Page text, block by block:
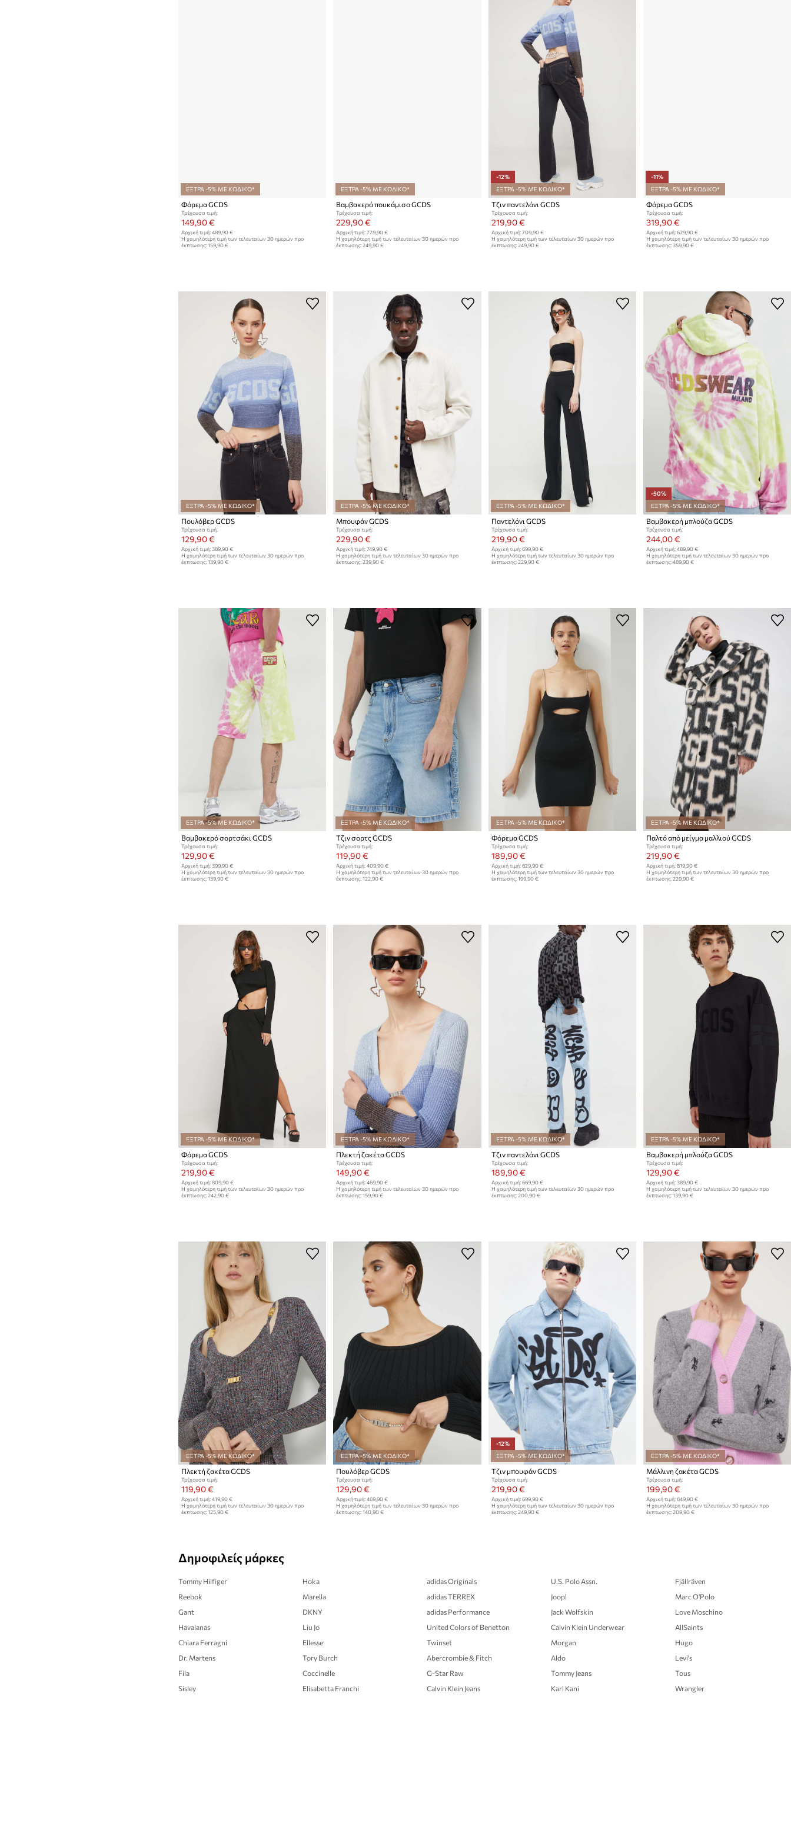
ΕΞΤΡΑ -5% ΜΕ ΚΩΔΙΚΟ*
Φόρεμα GCDS
Τρέχουσα τιμή:
149,90 €
Αρχική τιμή: 489,90 €
Η χαμηλότερη τιμή των τελευταίων 30 ημερών προ
έκπτωσης: 159,90 €
ΕΞΤΡΑ -5% ΜΕ ΚΩΔΙΚΟ*
Βαμβακερό πουκάμισο GCDS
Τρέχουσα τιμή:
229,90 €
Αρχική τιμή: 779,90 €
Η χαμηλότερη τιμή των τελευταίων 30 ημερών προ
έκπτωσης: 249,90 €
-12%
ΕΞΤΡΑ -5% ΜΕ ΚΩΔΙΚΟ*
Τζιν παντελόνι GCDS
Τρέχουσα τιμή:
219,90 €
Αρχική τιμή: 709,90 €
Η χαμηλότερη τιμή των τελευταίων 30 ημερών προ
έκπτωσης: 249,90 €
-11%
ΕΞΤΡΑ -5% ΜΕ ΚΩΔΙΚΟ*
Φόρεμα GCDS
Τρέχουσα τιμή:
319,90 €
Αρχική τιμή: 629,90 €
Η χαμηλότερη τιμή των τελευταίων 30 ημερών προ
έκπτωσης: 359,90 €
ΕΞΤΡΑ -5% ΜΕ ΚΩΔΙΚΟ*
Πουλόβερ GCDS
Τρέχουσα τιμή:
129,90 €
Αρχική τιμή: 389,90 €
Η χαμηλότερη τιμή των τελευταίων 30 ημερών προ
έκπτωσης: 139,90 €
ΕΞΤΡΑ -5% ΜΕ ΚΩΔΙΚΟ*
Μπουφάν GCDS
Τρέχουσα τιμή:
229,90 €
Αρχική τιμή: 749,90 €
Η χαμηλότερη τιμή των τελευταίων 30 ημερών προ
έκπτωσης: 239,90 €
ΕΞΤΡΑ -5% ΜΕ ΚΩΔΙΚΟ*
Παντελόνι GCDS
Τρέχουσα τιμή:
219,90 €
Αρχική τιμή: 699,90 €
Η χαμηλότερη τιμή των τελευταίων 30 ημερών προ
έκπτωσης: 229,90 €
-50%
ΕΞΤΡΑ -5% ΜΕ ΚΩΔΙΚΟ*
Βαμβακερή μπλούζα GCDS
Τρέχουσα τιμή:
244,00 €
Αρχική τιμή: 489,90 €
Η χαμηλότερη τιμή των τελευταίων 30 ημερών προ
έκπτωσης: 489,90 €
ΕΞΤΡΑ -5% ΜΕ ΚΩΔΙΚΟ*
Βαμβακερό σορτσάκι GCDS
Τρέχουσα τιμή:
129,90 €
Αρχική τιμή: 399,90 €
Η χαμηλότερη τιμή των τελευταίων 30 ημερών προ
έκπτωσης: 139,90 €
ΕΞΤΡΑ -5% ΜΕ ΚΩΔΙΚΟ*
Τζιν σορτς GCDS
Τρέχουσα τιμή:
119,90 €
Αρχική τιμή: 409,90 €
Η χαμηλότερη τιμή των τελευταίων 30 ημερών προ
έκπτωσης: 122,90 €
ΕΞΤΡΑ -5% ΜΕ ΚΩΔΙΚΟ*
Φόρεμα GCDS
Τρέχουσα τιμή:
189,90 €
Αρχική τιμή: 629,90 €
Η χαμηλότερη τιμή των τελευταίων 30 ημερών προ
έκπτωσης: 199,90 €
ΕΞΤΡΑ -5% ΜΕ ΚΩΔΙΚΟ*
Παλτό από μείγμα μαλλιού GCDS
Τρέχουσα τιμή:
219,90 €
Αρχική τιμή: 819,90 €
Η χαμηλότερη τιμή των τελευταίων 30 ημερών προ
έκπτωσης: 229,90 €
ΕΞΤΡΑ -5% ΜΕ ΚΩΔΙΚΟ*
Φόρεμα GCDS
Τρέχουσα τιμή:
219,90 €
Αρχική τιμή: 809,90 €
Η χαμηλότερη τιμή των τελευταίων 30 ημερών προ
έκπτωσης: 242,90 €
ΕΞΤΡΑ -5% ΜΕ ΚΩΔΙΚΟ*
Πλεκτή ζακέτα GCDS
Τρέχουσα τιμή:
149,90 €
Αρχική τιμή: 469,90 €
Η χαμηλότερη τιμή των τελευταίων 30 ημερών προ
έκπτωσης: 159,90 €
ΕΞΤΡΑ -5% ΜΕ ΚΩΔΙΚΟ*
Τζιν παντελόνι GCDS
Τρέχουσα τιμή:
189,90 €
Αρχική τιμή: 669,90 €
Η χαμηλότερη τιμή των τελευταίων 30 ημερών προ
έκπτωσης: 200,90 €
ΕΞΤΡΑ -5% ΜΕ ΚΩΔΙΚΟ*
Βαμβακερή μπλούζα GCDS
Τρέχουσα τιμή:
129,90 €
Αρχική τιμή: 389,90 €
Η χαμηλότερη τιμή των τελευταίων 30 ημερών προ
έκπτωσης: 139,90 €
ΕΞΤΡΑ -5% ΜΕ ΚΩΔΙΚΟ*
Πλεκτή ζακέτα GCDS
Τρέχουσα τιμή:
119,90 €
Αρχική τιμή: 419,90 €
Η χαμηλότερη τιμή των τελευταίων 30 ημερών προ
έκπτωσης: 125,90 €
ΕΞΤΡΑ -5% ΜΕ ΚΩΔΙΚΟ*
Πουλόβερ GCDS
Τρέχουσα τιμή:
129,90 €
Αρχική τιμή: 469,90 €
Η χαμηλότερη τιμή των τελευταίων 30 ημερών προ
έκπτωσης: 140,90 €
-12%
ΕΞΤΡΑ -5% ΜΕ ΚΩΔΙΚΟ*
Τζιν μπουφάν GCDS
Τρέχουσα τιμή:
219,90 €
Αρχική τιμή: 699,90 €
Η χαμηλότερη τιμή των τελευταίων 30 ημερών προ
έκπτωσης: 249,90 €
ΕΞΤΡΑ -5% ΜΕ ΚΩΔΙΚΟ*
Μάλλινη ζακέτα GCDS
Τρέχουσα τιμή:
199,90 €
Αρχική τιμή: 649,90 €
Η χαμηλότερη τιμή των τελευταίων 30 ημερών προ
έκπτωσης: 209,90 €
Δημοφιλείς μάρκες
Tommy Hilfiger
Reebok
Gant
Havaianas
Chiara Ferragni
Dr. Martens
Fila
Sisley
Hoka
Marella
DKNY
Liu Jo
Ellesse
Tory Burch
Coccinelle
Elisabetta Franchi
adidas Originals
adidas TERREX
adidas Performance
United Colors of Benetton
Twinset
Abercrombie & Fitch
G-Star Raw
Calvin Klein Jeans
U.S. Polo Assn.
Joop!
Jack Wolfskin
Calvin Klein Underwear
Morgan
Aldo
Tommy Jeans
Karl Kani
Fjällräven
Marc O'Polo
Love Moschino
AllSaints
Hugo
Levi's
Tous
Wrangler